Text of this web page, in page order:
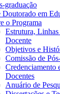
graduação
Doutorado em
o Programa
Estrutura,
Docente
Objetivos e
Comissão de
Credenciamento
Docentes
Anuário de